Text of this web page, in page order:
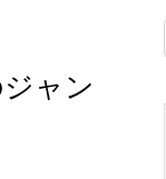
ャン